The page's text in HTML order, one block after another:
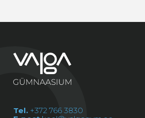
Tel. +372 766 3830